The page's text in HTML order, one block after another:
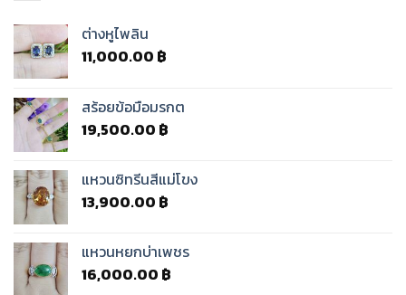
ต่างหูไพลิน
11,000.00 ฿
สร้อยข้อมือมรกต
19,500.00 ฿
แหวนซิทรีนสีแม่โขง
13,900.00 ฿
แหวนหยกบ่าเพชร
16,000.00 ฿